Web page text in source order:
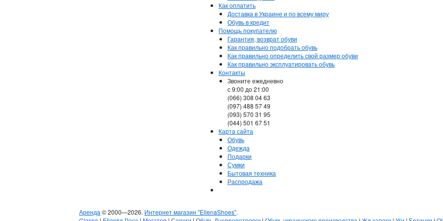
Как оплатить
Доставка в Украине и по всему миру
Обувь в кредит
Помощь покупателю
Гарантия, возврат обуви
Как правильно подобрать обувь
Как правильно определить свой размер обуви
Как правильно эксплуатировать обувь
Контакты
Звоните ежедневно
с 9:00 до 21:00
(066) 308 04 63
(097) 488 57 49
(093) 570 31 95
(044) 501 67 51
Карта сайта
Обувь
Одежда
Подарки
Сумки
Бытовая техника
Распродажа
Аренда © 2000—2026. Интернет магазин "EllenaShoes".